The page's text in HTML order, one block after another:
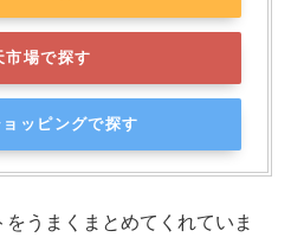
市場で探す
ッピングで探す
うまくまとめてくれていま